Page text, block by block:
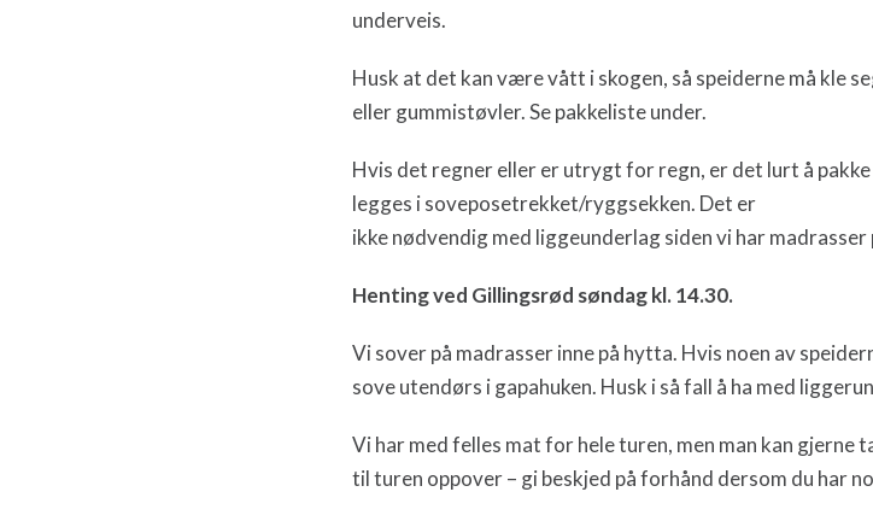
underveis.
Husk at det kan være vått i skogen, så speiderne må kle
eller gummistøvler. Se pakkeliste under.
Hvis det regner eller er utrygt for regn, er det lurt å
legges i soveposetrekket/ryggsekken. Det er
ikke nødvendig med liggeunderlag siden vi har madrasser
Henting ved Gillingsrød søndag kl. 14.30.
Vi sover på madrasser inne på hytta. Hvis noen av
sove utendørs i gapahuken. Husk i så fall å ha med
Vi har med felles mat for hele turen, men man kan
til turen oppover – gi beskjed på forhånd dersom du har